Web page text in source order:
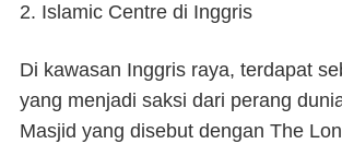
2. Islamic Centre di Inggris
Di kawasan Inggris raya, terdapat
yang menjadi saksi dari perang
Masjid yang disebut dengan The